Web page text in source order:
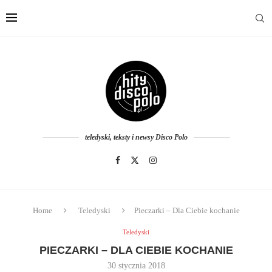
teledyski, teksty i newsy Disco Polo
Home Teledyski Pieczarki – Dla Ciebie kochanie
Teledyski
PIECZARKI – DLA CIEBIE KOCHANIE
30 stycznia 2018